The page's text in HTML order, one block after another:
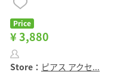
Price
¥ 3,880
Store： ピアス アクセ...